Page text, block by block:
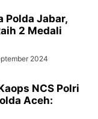
Polda Jabar,
2 Medali
2024
NCS Polri
Aceh: